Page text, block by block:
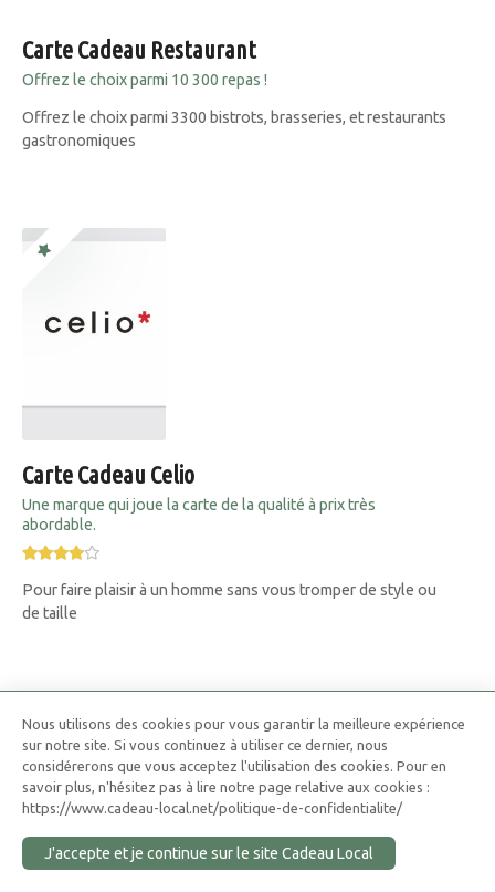
Carte Cadeau Restaurant
Offrez le choix parmi 10 300 repas !
Offrez le choix parmi 3300 bistrots, brasseries, et restaurants
gastronomiques
Carte Cadeau Celio
Une marque qui joue la carte de la qualité à prix très
abordable.
Pour faire plaisir à un homme sans vous tromper de style ou
de taille
Nous utilisons des cookies pour vous garantir la meilleure expérience
sur notre site. Si vous continuez à utiliser ce dernier, nous
considérerons que vous acceptez l'utilisation des cookies. Pour en
savoir plus, n'hésitez pas à lire notre page relative aux cookies :
https://www.cadeau-local.net/politique-de-confidentialite/
J'accepte et je continue sur le site Cadeau Local